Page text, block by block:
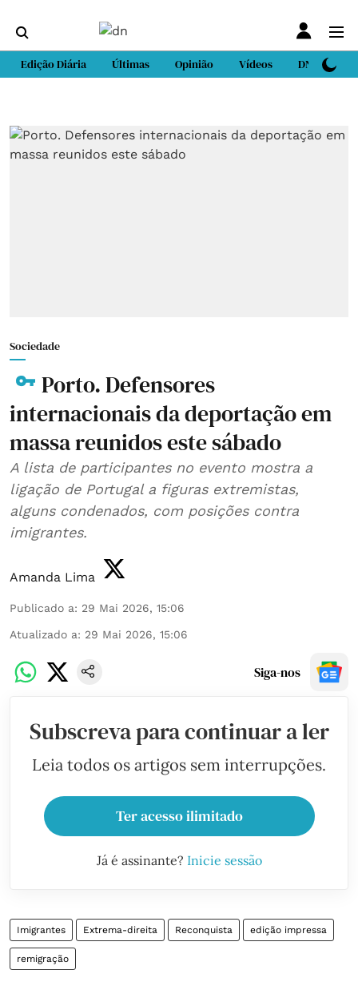
Edição Diária Últimas Opinião Vídeos DN Sport
Sociedade
Porto. Defensores
internacionais da deportação em
massa reunidos este sábado
A lista de participantes no evento mostra a
ligação de Portugal a figuras extremistas,
alguns condenados, com posições contra
imigrantes.
Amanda Lima
Publicado a: 29 Mai 2026, 15:06
Atualizado a: 29 Mai 2026, 15:06
Siga-nos
Subscreva para continuar a ler
Leia todos os artigos sem interrupções.
Ter acesso ilimitado
Já é assinante? Inicie sessão
Imigrantes Extrema-direita Reconquista edição impressa
remigração